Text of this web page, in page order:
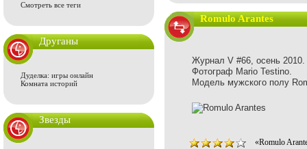
Смотреть все теги
Друганы
Дуделка: игры онлайн
Комната историй
Звезды
Romulo Arantes
Журнал V #66, осень 2010.
Фотограф Mario Testino.
Модель мужского полу
«Romulo